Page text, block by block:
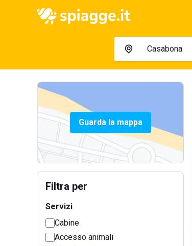
Guarda la mappa
Filtra per
Servizi
Cabine
Accesso animali